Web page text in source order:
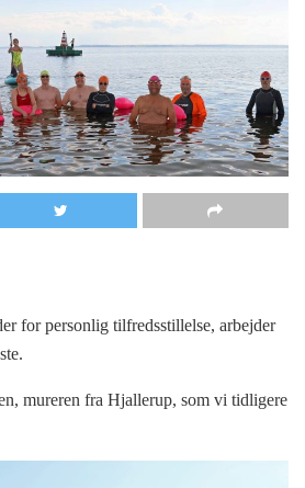
for personlig tilfredsstillelse, arbejder
mureren fra Hjallerup, som vi tidligere